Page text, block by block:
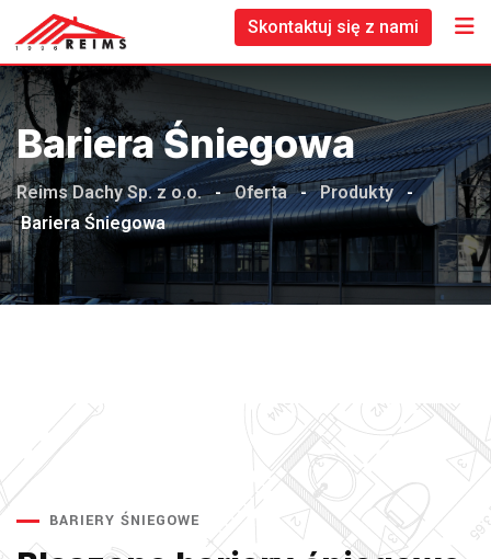
Skontaktuj się z nami
Bariera Śniegowa
Reims Dachy Sp. z o.o. - Oferta - Produkty -
Bariera Śniegowa
BARIERY ŚNIEGOWE